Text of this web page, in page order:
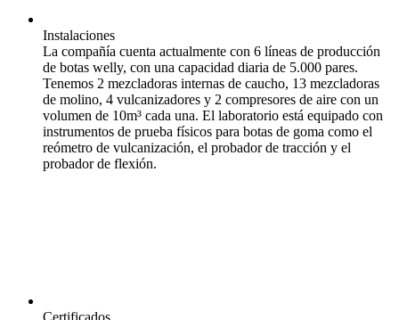
Instalaciones
La compañía cuenta actualmente con 6 líneas de producción
de botas welly, con una capacidad diaria de 5.000 pares.
Tenemos 2 mezcladoras internas de caucho, 13 mezcladoras
de molino, 4 vulcanizadores y 2 compresores de aire con un
volumen de 10m³ cada una. El laboratorio está equipado con
instrumentos de prueba físicos para botas de goma como el
reómetro de vulcanización, el probador de tracción y el
probador de flexión.
Certificados